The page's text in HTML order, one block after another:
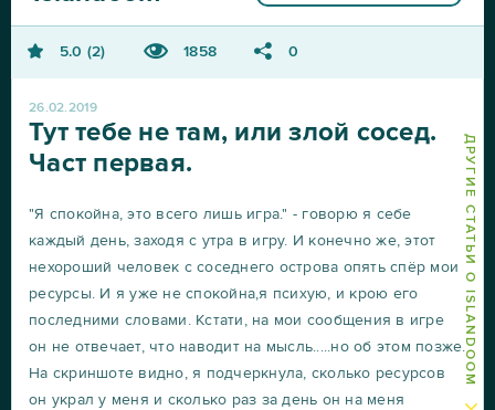
ДРУГИЕ СТАТЬИ О ISLANDOOM
5.0 2 1858 0
26.02.2019
Тут тебе не там, или злой сосед.
Част первая.
"Я спокойна, это всего лишь игра." - говорю я себе
каждый день, заходя с утра в игру. И конечно же, этот
нехороший человек с соседнего острова опять спёр мои
ресурсы. И я уже не спокойна,я психую, и крою его
последними словами. Кстати, на мои сообщения в игре
он не отвечает, что наводит на мысль.....но об этом позже.
На скриншоте видно, я подчеркнула, сколько ресурсов
он украл у меня и сколько раз за день он на меня